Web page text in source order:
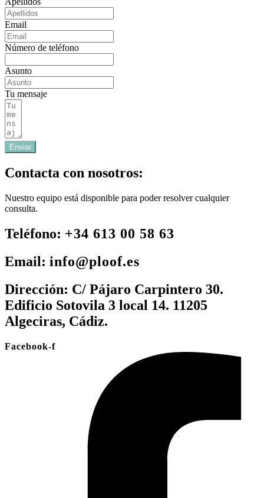
Email
Número de teléfono
Asunto
Tu mensaje
Enviar
Contacta con nosotros:
Nuestro equipo está disponible para poder resolver cualquier
consulta.
Teléfono: +34 613 00 58 63
Email: info@ploof.es
Dirección: C/ Pájaro Carpintero 30.
Edificio Sotovila 3 local 14. 11205
Algeciras, Cádiz.
Facebook-f